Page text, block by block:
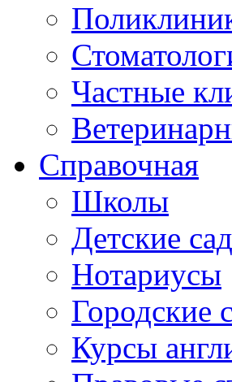
Частные
Справочная
Школы
Детские
Нотариусы
Городские
Курсы